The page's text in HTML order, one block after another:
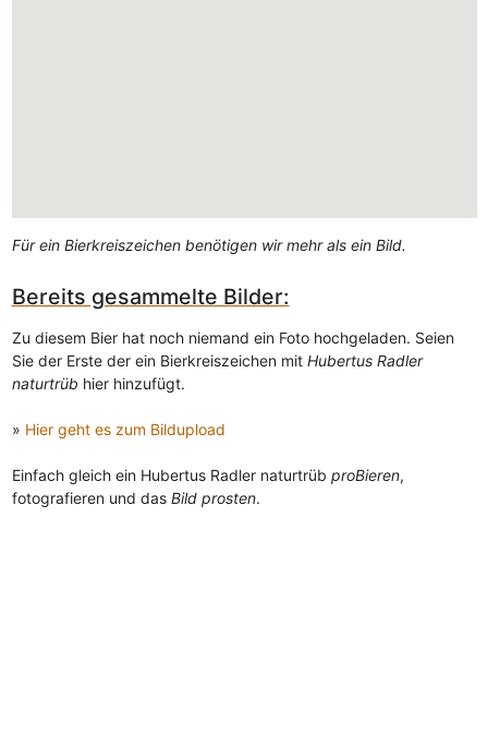
Für ein Bierkreiszeichen benötigen wir mehr als ein Bild.
Bereits gesammelte Bilder:
Zu diesem Bier hat noch niemand ein Foto hochgeladen. Seien
Sie der Erste der ein Bierkreiszeichen mit Hubertus Radler
naturtrüb hier hinzufügt.
» Hier geht es zum Bildupload
Einfach gleich ein Hubertus Radler naturtrüb proBieren,
fotografieren und das Bild prosten.